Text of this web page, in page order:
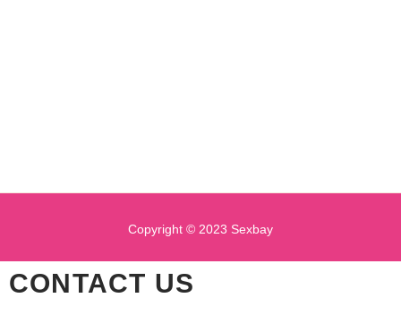
Copyright © 2023 Sexbay
CONTACT US